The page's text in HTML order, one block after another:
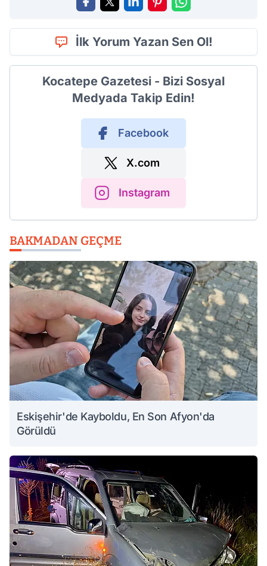
İlk Yorum Yazan Sen Ol!
Kocatepe Gazetesi - Bizi Sosyal
Medyada Takip Edin!
Facebook
X.com
Instagram
BAKMADAN GEÇME
Eskişehir'de Kayboldu, En Son Afyon'da
Görüldü